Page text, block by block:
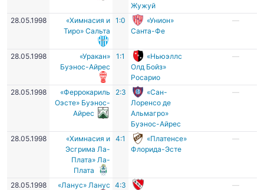
Жужуй
28.05.1998
«Химнасия и
Тиро» Сальта
1:0
«Унион»
Санта-Фе
—
28.05.1998
«Уракан»
Буэнос-Айрес
1:1
«Ньюэллс
Олд Бойз»
Росарио
—
28.05.1998
«Феррокариль
Оэсте» Буэнос-
Айрес
2:3
«Сан-
Лоренсо де
Альмагро»
Буэнос-Айрес
—
28.05.1998
«Химнасия и
Эсгрима Ла-
Плата» Ла-
Плата
4:1
«Платенсе»
Флорида-Эсте
—
28.05.1998 «Ланус» Ланус 4:3
—